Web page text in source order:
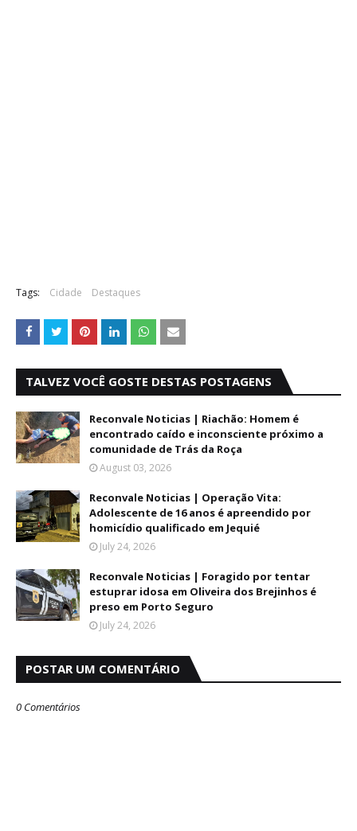
Tags: Cidade Destaques
TALVEZ VOCÊ GOSTE DESTAS POSTAGENS
Reconvale Noticias | Riachão: Homem é
encontrado caído e inconsciente próximo a
comunidade de Trás da Roça
August 03, 2026
Reconvale Noticias | Operação Vita:
Adolescente de 16 anos é apreendido por
homicídio qualificado em Jequié
July 24, 2026
Reconvale Noticias | Foragido por tentar
estuprar idosa em Oliveira dos Brejinhos é
preso em Porto Seguro
July 24, 2026
POSTAR UM COMENTÁRIO
0 Comentários